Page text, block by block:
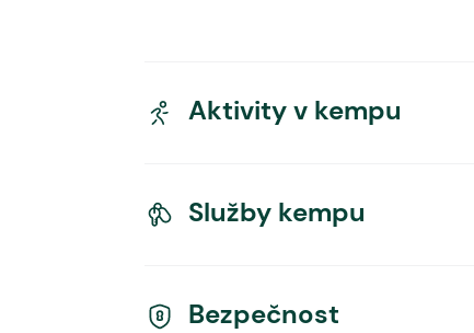
Aktivity v kempu
Služby kempu
Bezpečnost